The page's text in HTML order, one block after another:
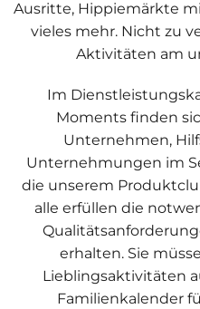
Ausritte, Hippiemärkte
vieles mehr. Nicht zu
Aktivitäten am
Im
Moments finden
Unternehmen,
Unternehmungen im
die unserem
alle erfüllen die
erhalten. Sie
Lieblingsaktivitäten
Familienkalender